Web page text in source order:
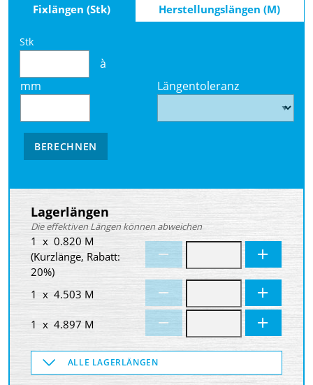
Fixlängen (Stk) Herstellungslängen (M)
Stk
à
mm
Längentoleranz
BERECHNEN
Lagerlängen
Die effektiven Längen können abweichen
1 x 0.820 M
(Kurzlänge, Rabatt:
20%)
1 x 4.503 M
1 x 4.897 M
ALLE LAGERLÄNGEN